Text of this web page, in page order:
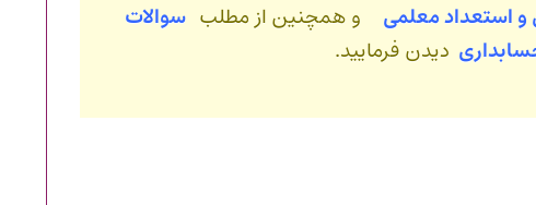
استعداد معلمی و همچنین از مطلب سوالات
دیدن فرمایید.